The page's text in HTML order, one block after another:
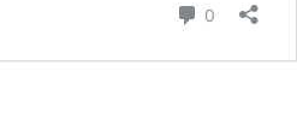
0